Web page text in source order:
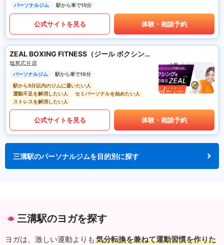
パーソナルジム 駅から車で15分
公式サイトを見る 体験・相談予約
ZEAL BOXING FITNESS（ジール ボクシング フィットネス）
塩尻広丘店
パーソナルジム
駅から車で19分
駅から5分以内のジムに通いたい人
運動不足を解消したい人
セミパーソナルを始めたい人
ストレスを解消したい人
公式サイトを見る 体験・相談予約
三溝駅のパーソナルジムを目的別に探す
三溝駅のヨガを探す
ヨガは、激しい運動よりも 気分転換を兼ねて運動習慣を作りた